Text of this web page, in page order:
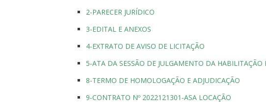
2-PARECER JURÍDICO
3-EDITAL E ANEXOS
4-EXTRATO DE AVISO DE LICITAÇÃO
5-ATA DA SESSÃO DE JULGAMENTO DA HABILITAÇÃO
8-TERMO DE HOMOLOGAÇÃO E ADJUDICAÇÃO
9-CONTRATO Nº 2022121301-ASA LOCAÇÃO